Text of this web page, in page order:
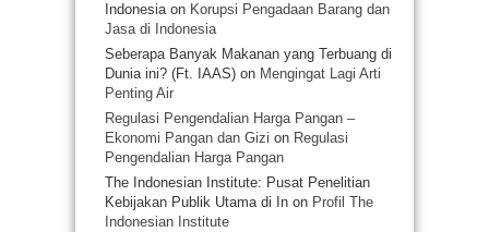
Indonesiaon Korupsi Pengadaan Barang dan
Jasa di Indonesia
Seberapa Banyak Makanan yang Terbuang di
Dunia ini? (Ft. IAAS) on Mengingat Lagi Arti
Penting Air
Regulasi Pengendalian Harga Pangan –
Ekonomi Pangan dan Gizi on Regulasi
Pengendalian Harga Pangan
The Indonesian Institute: Pusat Penelitian
Kebijakan Publik Utama di In on Profil The
Indonesian Institute